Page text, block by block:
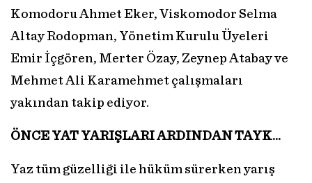
Komodoru Ahmet Eker, Viskomodor Selma
Altay Rodopman, Yönetim Kurulu Üyeleri
Emir İçgören, Merter Özay, Zeynep Atabay ve
Mehmet Ali Karamehmet çalışmaları
yakından takip ediyor.
ÖNCE YAT YARIŞLARIARDINDAN TAYK…
Yaz tüm güzelliği ile hüküm sürerken yarış